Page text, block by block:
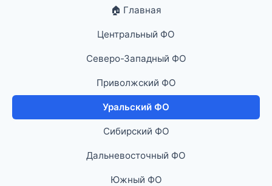
🏠 Главная
Центральный ФО
Северо-Западный ФО
Приволжский ФО
Уральский ФО
Сибирский ФО
Дальневосточный ФО
Южный ФО